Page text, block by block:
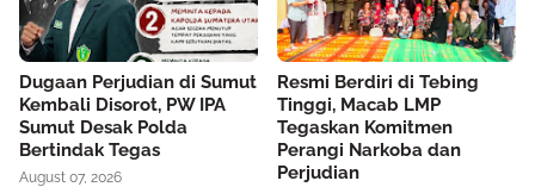
Dugaan Perjudian di Sumut
Kembali Disorot, PW IPA
Sumut Desak Polda
Bertindak Tegas
August 07, 2026
Resmi Berdiri di Tebing
Tinggi, Macab LMP
Tegaskan Komitmen
Perangi Narkoba dan
Perjudian